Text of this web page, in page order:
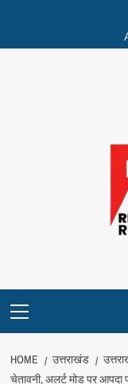
content
Menu
HOME उत्तराखंड
चेतावनी, अलर्ट मोड पर आपदा